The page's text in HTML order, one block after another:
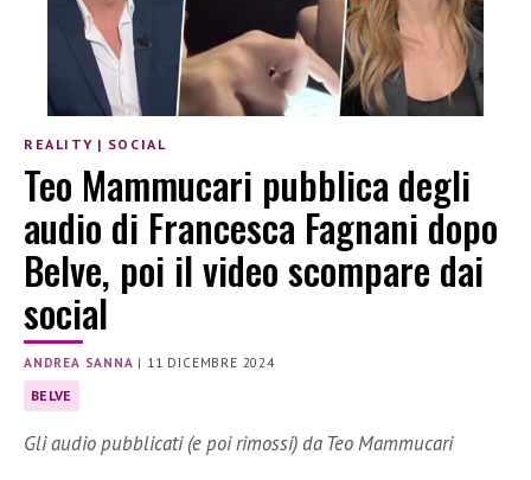
REALITY | SOCIAL
Teo Mammucari pubblica degli
audio di Francesca Fagnani dopo
Belve, poi il video scompare dai
social
ANDREA SANNA | 11 DICEMBRE 2024
BELVE
Gli audio pubblicati (e poi rimossi) da Teo Mammucari